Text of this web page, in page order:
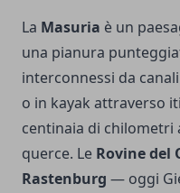
La Masuria è un
una pianura
interconnessi da
o in kayak attraverso
centinaia di
querce. Le Rovine del
Rastenburg — oggi